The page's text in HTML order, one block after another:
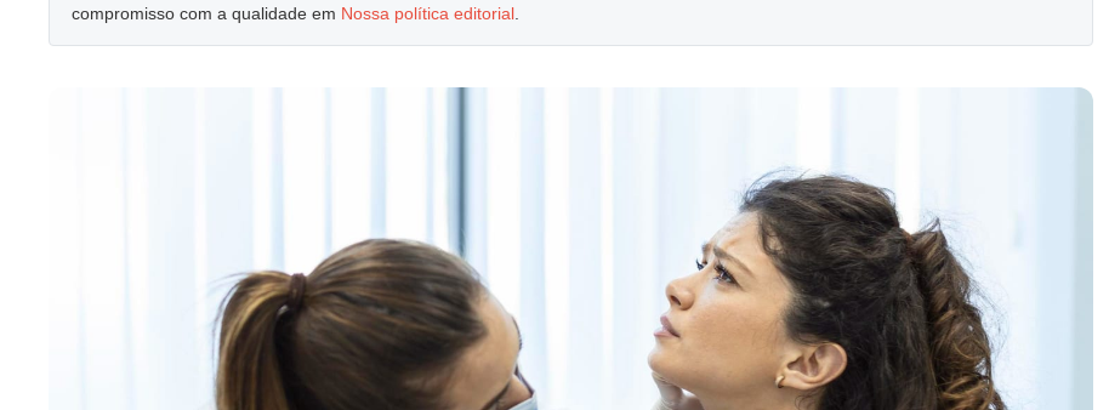
compromisso com a qualidade em Nossa política editorial